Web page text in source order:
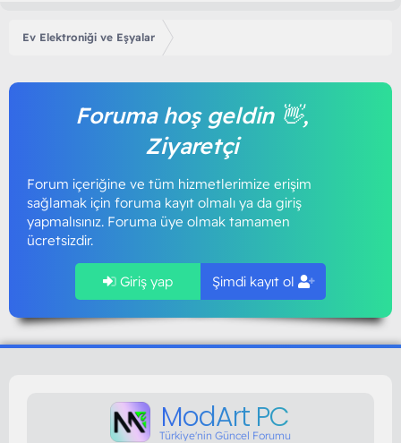
Ev Elektroniği ve Eşyalar
Foruma hoş geldin 👋,
Ziyaretçi
Forum içeriğine ve tüm hizmetlerimize erişim
sağlamak için foruma kayıt olmalı ya da giriş
yapmalısınız. Foruma üye olmak tamamen
ücretsizdir.
Giriş yap Şimdi kayıt ol
ModArt PC
Türkiye'nin Güncel Forumu